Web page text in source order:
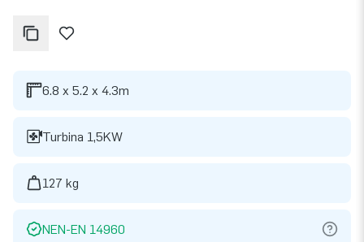
6.8 x 5.2 x 4.3m
Turbina 1,5KW
127 kg
NEN-EN 14960